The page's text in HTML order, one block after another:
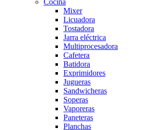
Cocina
Mixer
Licuadora
Tostadora
Jarra eléctrica
Multiprocesadora
Cafetera
Batidora
Exprimidores
Jugueras
Sandwicheras
Soperas
Vaporeras
Paneteras
Planchas